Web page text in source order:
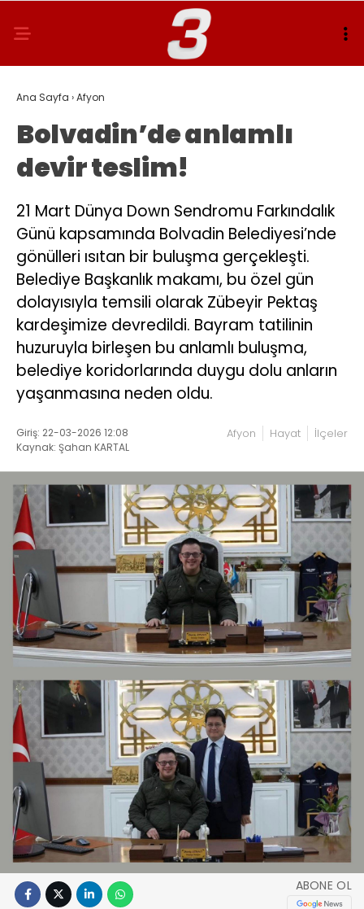
Ana Sayfa ›Afyon
Bolvadin’de anlamlı
devir teslim!
21 Mart Dünya Down Sendromu Farkındalık
Günü kapsamında Bolvadin Belediyesi’nde
gönülleri ısıtan bir buluşma gerçekleşti.
Belediye Başkanlık makamı, bu özel gün
dolayısıyla temsili olarak Zübeyir Pektaş
kardeşimize devredildi. Bayram tatilinin
huzuruyla birleşen bu anlamlı buluşma,
belediye koridorlarında duygu dolu anların
yaşanmasına neden oldu.
Giriş: 22-03-2026 12:08
Kaynak: Şahan KARTAL
Afyon Hayat İlçeler
ABONE OL